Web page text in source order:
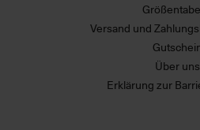
Versand und
Über uns
Erklärung zur